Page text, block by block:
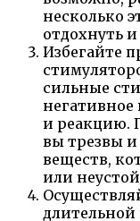
несколько
отдохнуть
Избегайте
сильные
и реакцию.
вы трезвы
веществ,
или